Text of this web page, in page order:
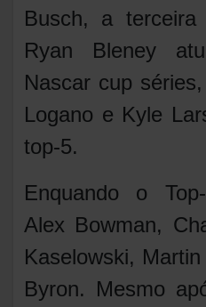
Busch, a
Ryan Bleney
Nascar cup
Logano e Kyle
top-5.
Enquando o
Alex Bowman,
Kaselowski,
Byron. Mesmo